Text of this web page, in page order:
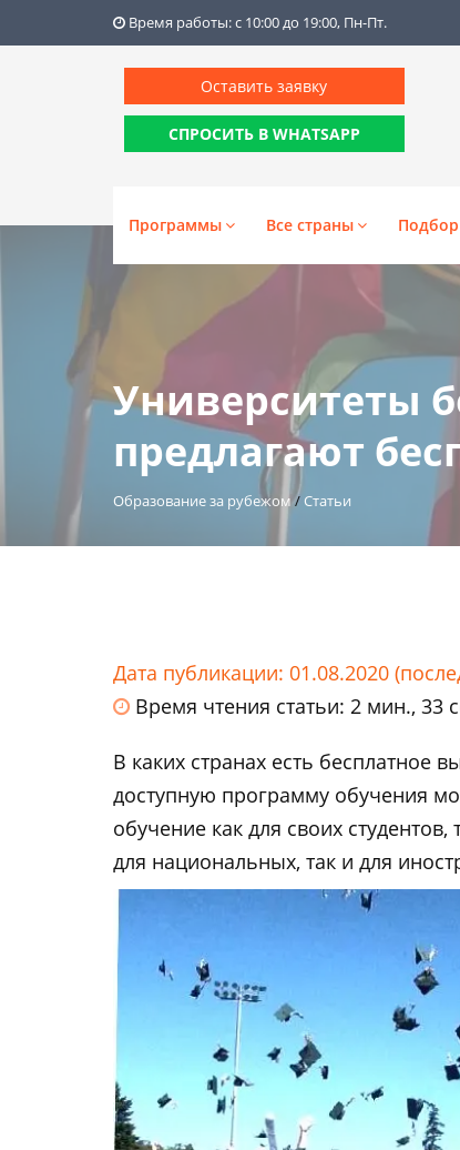
Время работы: с 10:00 до 19:00, Пн-Пт.
Оставить заявку
СПРОСИТЬ В WHATSAPP
Программы Все страны
Университеты
предлагают
Образование за рубежом/Статьи
Дата публикации: 01.08.2020
Время чтения статьи: 2 мин., 33
В каких странах есть бесплатное
доступную программу обучения
обучение как для своих
для национальных, так и для